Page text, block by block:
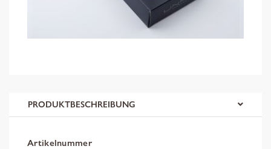
PRODUKTBESCHREIBUNG
Artikelnummer